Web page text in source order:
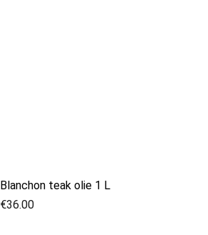
Blanchon teak olie 1 L
€36.00